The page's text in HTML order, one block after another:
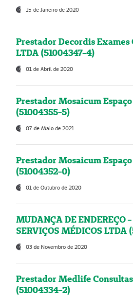
15 de Janeiro de 2020
Prestador Decordis
LTDA (51004347-4)
01 de Abril de 2020
Prestador Mosaicum
(51004355-5)
07 de Maio de 2021
Prestador Mosaicum
(51004352-0)
01 de Outubro de 2020
MUDANÇA DE ENDEREÇO
SERVIÇOS MÉDICOS LTDA
03 de Novembro de 2020
Prestador Medlife
(51004334-2)